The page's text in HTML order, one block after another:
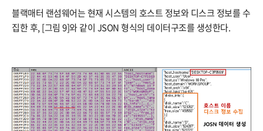
블랙매터 랜섬웨어는 현재 시스템의 호스트 정보와 디스크 정보를 수
집한 후, [그림 9]와 같이 JSON 형식의 데이터구조를 생성한다.